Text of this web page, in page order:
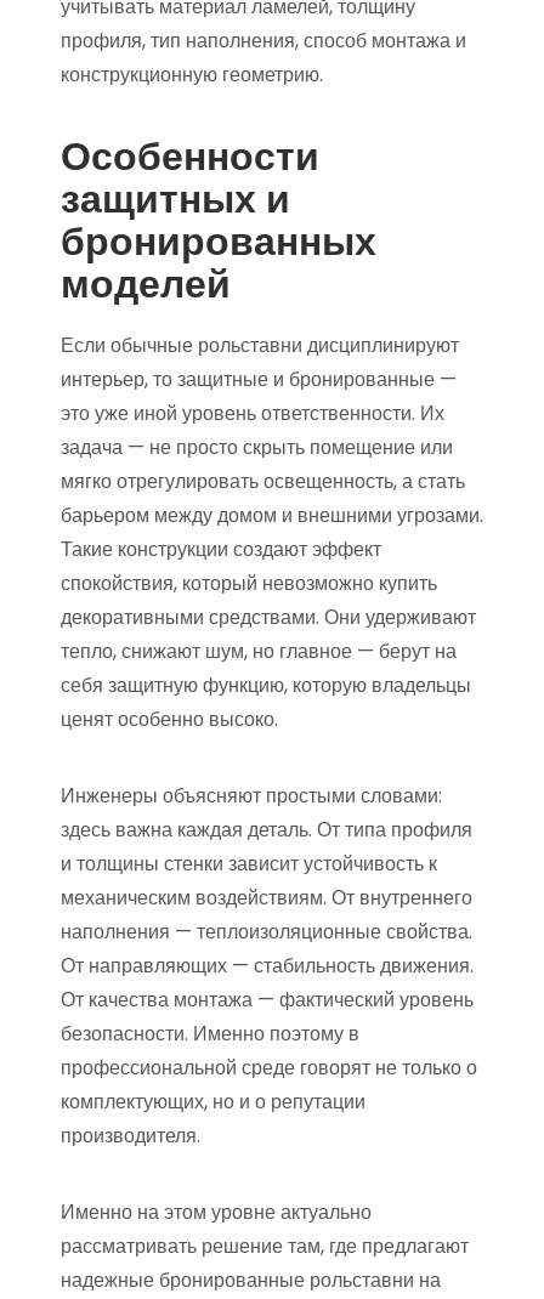
учитывать материал ламелей, толщину
профиля, тип наполнения, способ монтажа и
конструкционную геометрию.
Особенности
защитных и
бронированных
моделей
Если обычные рольставни дисциплинируют
интерьер, то защитные и бронированные —
это уже иной уровень ответственности. Их
задача — не просто скрыть помещение или
мягко отрегулировать освещенность, а стать
барьером между домом и внешними угрозами.
Такие конструкции создают эффект
спокойствия, который невозможно купить
декоративными средствами. Они удерживают
тепло, снижают шум, но главное — берут на
себя защитную функцию, которую владельцы
ценят особенно высоко.
Инженеры объясняют простыми словами:
здесь важна каждая деталь. От типа профиля
и толщины стенки зависит устойчивость к
механическим воздействиям. От внутреннего
наполнения — теплоизоляционные свойства.
От направляющих — стабильность движения.
От качества монтажа — фактический уровень
безопасности. Именно поэтому в
профессиональной среде говорят не только о
комплектующих, но и о репутации
производителя.
Именно на этом уровне актуально
рассматривать решение там, где предлагают
надежные бронированные рольставни на